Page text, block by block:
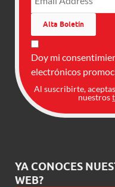
Doy mi
electrónicos
Al suscribirte,
nuestros
YA CONOCES
WEB?